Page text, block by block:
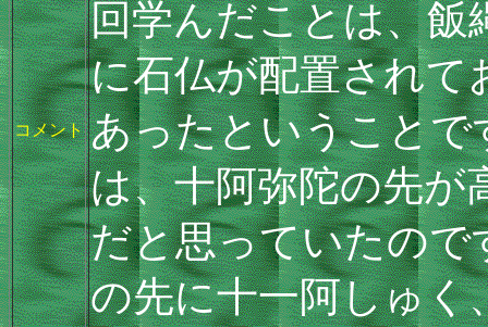
コメント
回学んだことは、飯
に石仏が配置されて
あったということで
は、十阿弥陀の先が
だと思っていたので
の先に十一阿しゅく